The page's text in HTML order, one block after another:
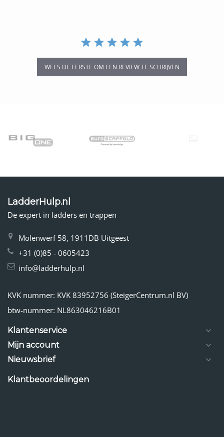
WEES DE EERSTE OM EEN REVIEW TE SCHRIJVEN
LadderHulp.nl
De expert in ladders en trappen
Molenwerf 58, 1911DB Uitgeest
+31 (0)85 - 0605423
info@ladderhulp.nl
KVK nummer: KVK 83952756 (SteigerCentrum.nl BV)
btw-nummer: NL863046216B01
Klantenservice
Mijn account
Nieuwsbrief
Klantbeoordelingen